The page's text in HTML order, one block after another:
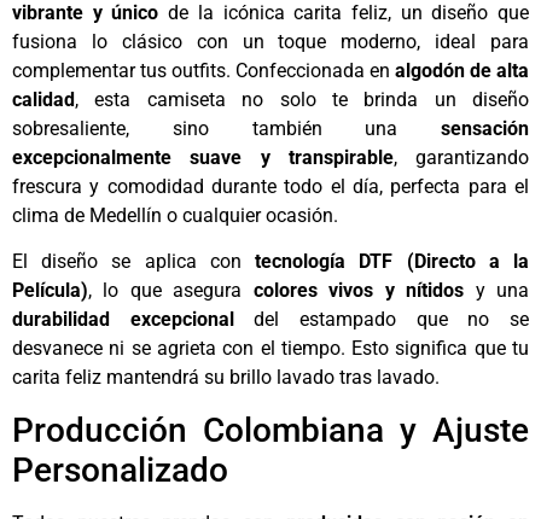
vibrante y único de la icónica carita feliz, un diseño que
fusiona lo clásico con un toque moderno, ideal para
complementar tus outfits. Confeccionada en algodón de alta
calidad, esta camiseta no solo te brinda un diseño
sobresaliente, sino también una sensación
excepcionalmente suave y transpirable, garantizando
frescura y comodidad durante todo el día, perfecta para el
clima de Medellín o cualquier ocasión.
El diseño se aplica contecnología DTF (Directo a la
Película), lo que asegura colores vivos y nítidos y una
durabilidad excepcional
del estampado que no se
desvanece ni se agrieta con el tiempo. Esto significa que tu
carita feliz mantendrá su brillo lavado tras lavado.
Producción Colombiana y Ajuste
Personalizado